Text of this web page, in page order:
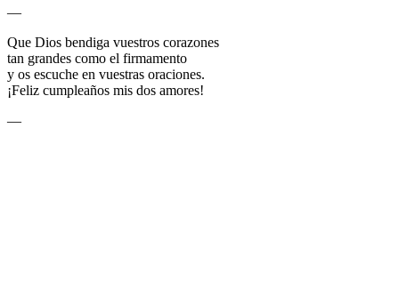
—
Que Dios bendiga vuestros corazones
tan grandes como el firmamento
y os escuche en vuestras oraciones.
¡Feliz cumpleaños mis dos amores!
—